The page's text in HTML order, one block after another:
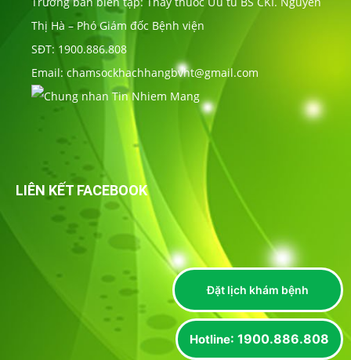
Thị Hà – Phó Giám đốc Bệnh viện
SĐT: 1900.886.808
Email: chamsockhachhangbvht@gmail.com
LIÊN KẾT FACEBOOK
Hotline: 1900.886.808
Đặt lịch khám bệnh